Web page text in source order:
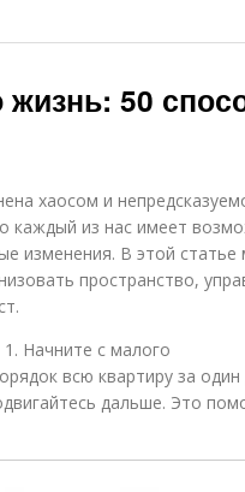
50
хаосом и
каждый из нас имеет
изменения. В этой
пространство,
Начните с малого
всю квартиру за
дальше. Это